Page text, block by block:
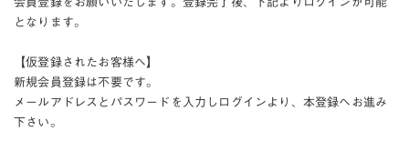
となります。
【仮登録されたお客様へ】
新規会員登録は不要です。
メールアドレスとパスワードを入力しログインより、本登録へお進み
下さい。